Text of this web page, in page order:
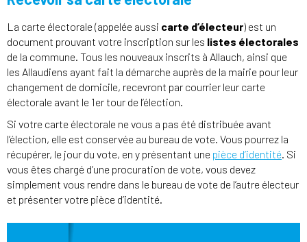
La carte électorale (appelée aussi carte d’électeur) est un
document prouvant votre inscription sur les listes électorales
de la commune. Tous les nouveaux inscrits à Allauch, ainsi que
les Allaudiens ayant fait la démarche auprès de la mairie pour leur
changement de domicile, recevront par courrier leur carte
électorale avant le 1er tour de l’élection.
Si votre carte électorale ne vous a pas été distribuée avant
l’élection, elle est conservée au bureau de vote. Vous pourrez la
récupérer, le jour du vote, en y présentant une pièce d’identité . Si
vous êtes chargé d’une procuration de vote, vous devez
simplement vous rendre dans le bureau de vote de l’autre électeur
et présenter votre pièce d’identité.